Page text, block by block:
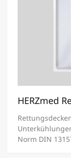
HERZmed
Norm DIN